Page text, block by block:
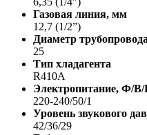
Газовая линия, мм
12,7 (1/2”)
Диаметр
25
Тип хладагента
R410A
Электропитание, Ф/В/
220-240/50/1
Уровень звукового
42/36/29